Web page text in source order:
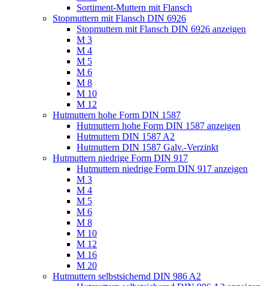
Sortiment-Muttern mit Flansch
Stopmuttern mit Flansch DIN 6926
Stopmuttern mit Flansch DIN 6926 anzeigen
M 3
M 4
M 5
M 6
M 8
M 10
M 12
Hutmuttern hohe Form DIN 1587
Hutmuttern hohe Form DIN 1587 anzeigen
Hutmuttern DIN 1587 A2
Hutmuttern DIN 1587 Galv.-Verzinkt
Hutmuttern niedrige Form DIN 917
Hutmuttern niedrige Form DIN 917 anzeigen
M 3
M 4
M 5
M 6
M 8
M 10
M 12
M 16
M 20
Hutmuttern selbstsichernd DIN 986 A2